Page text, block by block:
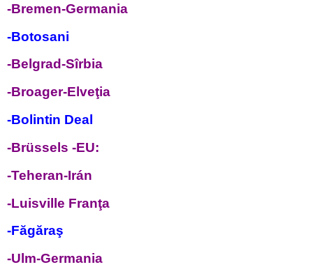
-Bremen-Germania
-Botosani
-Belgrad-Sîrbia
-Broager-Elveţia
-Bolintin Deal
-Brüssels -EU:
-Teheran-Irán
-Luisville Franţa
-Făgăraş
-Ulm-Germania